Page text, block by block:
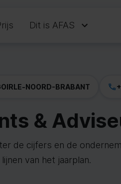
Dit is AFAS
-NOORD-BRABANT
&
de cijfers en de
van het jaarplan.